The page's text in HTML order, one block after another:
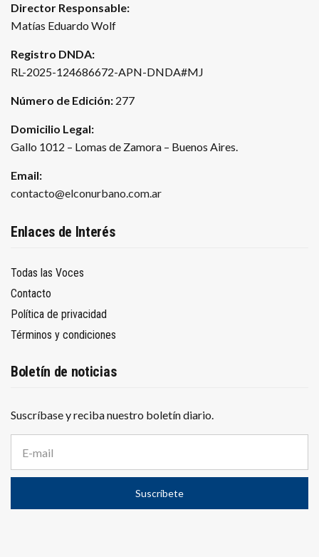
Director Responsable:
Matías Eduardo Wolf
Registro DNDA:
RL-2025-124686672-APN-DNDA#MJ
Número de Edición: 277
Domicilio Legal:
Gallo 1012 – Lomas de Zamora – Buenos Aires.
Email:
contacto@elconurbano.com.ar
Enlaces de Interés
Todas las Voces
Contacto
Política de privacidad
Términos y condiciones
Boletín de noticias
Suscríbase y reciba nuestro boletín diario.
r
e
c
Suscríbete